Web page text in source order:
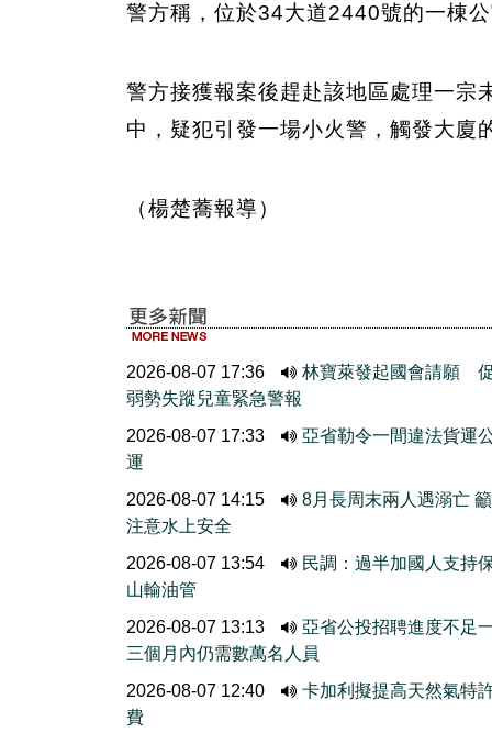
警方稱，位於34大道2440號的一棟
警方接獲報案後趕赴該地區處理一宗
中，疑犯引發一場小火警，觸發大廈
（楊楚蕎報導）
2026-08-07 17:36
林寶萊發起國會請願
弱勢失蹤兒童緊急警報
2026-08-07 17:33
亞省勒令一間違法貨運
運
2026-08-07 14:15
8月長周末兩人遇溺亡
注意水上安全
2026-08-07 13:54
民調：過半加國人支持
山輸油管
2026-08-07 13:13
亞省公投招聘進度不
三個月內仍需數萬名人員
2026-08-07 12:40
卡加利擬提高天然氣特
費